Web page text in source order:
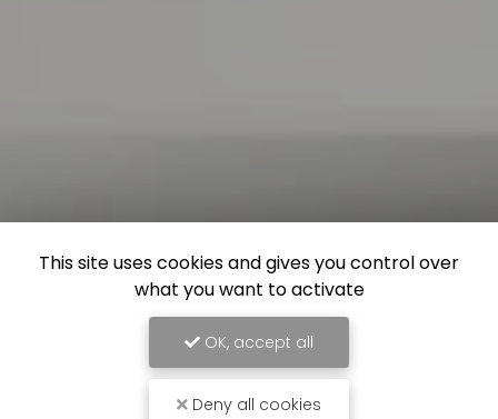
This site uses cookies and gives you control over
what you want to activate
OK, accept all
Deny all cookies